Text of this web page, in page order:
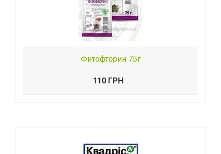
Фитофторин 75г
110 ГРН